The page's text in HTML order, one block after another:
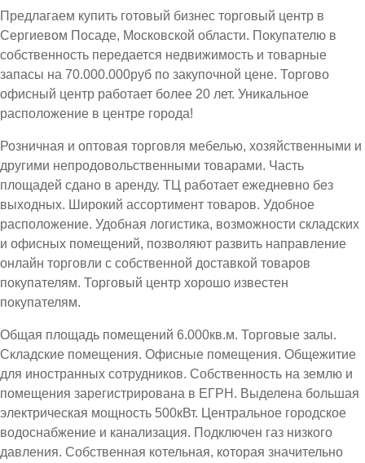
Предлагаем купить готовый бизнес торговый центр в
Сергиевом Посаде, Московской области. Покупателю в
собственность передается недвижимость и товарные
запасы на 70.000.000руб по закупочной цене. Торгово
офисный центр работает более 20 лет. Уникальное
расположение в центре города!
Розничная и оптовая торговля мебелью, хозяйственными и
другими непродовольственными товарами. Часть
площадей сдано в аренду. ТЦ работает ежедневно без
выходных. Широкий ассортимент товаров. Удобное
расположение. Удобная логистика, возможности складских
и офисных помещений, позволяют развить направление
онлайн торговли с собственной доставкой товаров
покупателям. Торговый центр хорошо известен
покупателям.
Общая площадь помещений 6.000кв.м. Торговые залы.
Складские помещения. Офисные помещения. Общежитие
для иностранных сотрудников. Собственность на землю и
помещения зарегистрирована в ЕГРН. Выделена большая
электрическая мощность 500кВт. Центральное городское
водоснабжение и канализация. Подключен газ низкого
давления. Собственная котельная, которая значительно